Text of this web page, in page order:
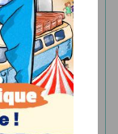
car neuf
mail.